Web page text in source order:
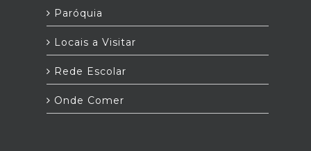
Paróquia
Locais a Visitar
Rede Escolar
Onde Comer